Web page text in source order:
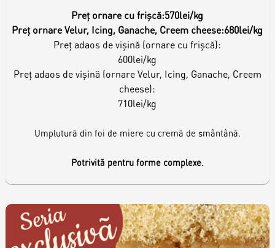
Preț ornare cu frișcă:570lei/kg
Preț ornare Velur, Icing, Ganache, Creem cheese:680lei/kg
Preț adaos de vișină (ornare cu frișcă):
600lei/kg
Preț adaos de vișină (ornare Velur, Icing, Ganache, Creem
cheese):
710lei/kg
Umplutură din foi de miere cu cremă de smântână.
Potrivită pentru forme complexe.